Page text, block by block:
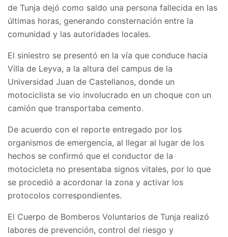
de Tunja dejó como saldo una persona fallecida en las
últimas horas, generando consternación entre la
comunidad y las autoridades locales.
El siniestro se presentó en la vía que conduce hacia
Villa de Leyva, a la altura del campus de la
Universidad Juan de Castellanos, donde un
motociclista se vio involucrado en un choque con un
camión que transportaba cemento.
De acuerdo con el reporte entregado por los
organismos de emergencia, al llegar al lugar de los
hechos se confirmó que el conductor de la
motocicleta no presentaba signos vitales, por lo que
se procedió a acordonar la zona y activar los
protocolos correspondientes.
El Cuerpo de Bomberos Voluntarios de Tunja realizó
labores de prevención, control del riesgo y